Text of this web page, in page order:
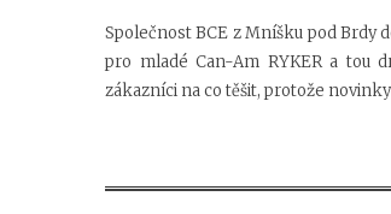
Společnost BCE z Mníšku pod
pro mladé Can-Am RYKER a tou
zákazníci na co těšit, protože